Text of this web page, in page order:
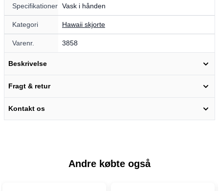
Specifikationer Vask i hånden
Kategori Hawaii skjorte
Varenr. 3858
Beskrivelse
Fragt & retur
Kontakt os
Andre købte også